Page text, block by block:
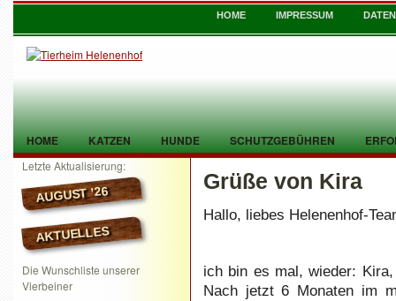
HOME IMPRESSUM
HOME KATZEN HUNDE SCHUTZGEBÜHREN
TIER GEFUNDEN KONTAKT
Letzte Aktualisierung:
AUGUST ’26
AKTUELLES
Die Wunschliste unserer
Vierbeiner
Grüße von Kira
Hallo, liebes Helenenhof-
ich bin es mal, wieder:
Nach jetzt 6 Monaten im